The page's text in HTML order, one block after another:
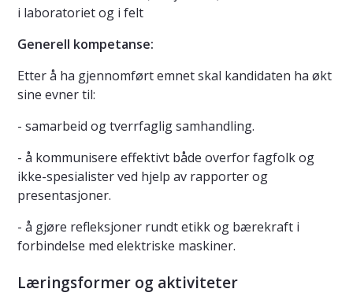
i laboratoriet og i felt
Generell kompetanse:
Etter å ha gjennomført emnet skal kandidaten ha økt
sine evner til:
- samarbeid og tverrfaglig samhandling.
- å kommunisere effektivt både overfor fagfolk og
ikke-spesialister ved hjelp av rapporter og
presentasjoner.
- å gjøre refleksjoner rundt etikk og bærekraft i
forbindelse med elektriske maskiner.
Læringsformer og aktiviteter